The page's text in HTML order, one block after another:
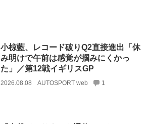
小椋藍、レコード破りQ2直接進出「休
み明けで午前は感覚が掴みにくかっ
た」／第12戦イギリスGP
2026.08.08 AUTOSPORT web 1